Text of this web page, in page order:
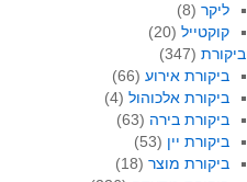
ליקר (8)
קוקטייל (20)
ביקורת(347)
ביקורת אירוע (66)
ביקורת אלכוהול (4)
ביקורת בירה (63)
ביקורת יין (53)
ביקורת מוצר (18)